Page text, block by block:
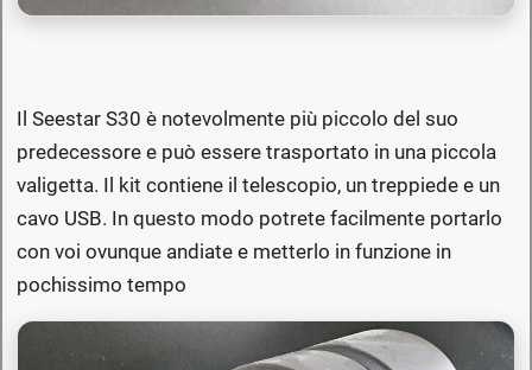
Il Seestar S30 è notevolmente più piccolo del suo
predecessore e può essere trasportato in una piccola
valigetta. Il kit contiene il telescopio, un treppiede e un
cavo USB. In questo modo potrete facilmente portarlo
con voi ovunque andiate e metterlo in funzione in
pochissimo tempo